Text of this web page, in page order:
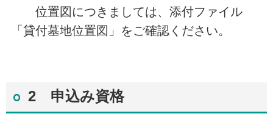
位置図につきましては、添付ファイル
「貸付墓地位置図」をご確認ください。
2 申込み資格